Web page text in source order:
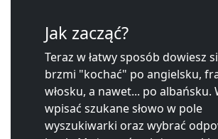
Jak zacząć?
Teraz w łatwy sposób dowiesz
brzmi "kochać" po angielsku,
włosku, a nawet... po albańsku.
wpisać szukane słowo w pole
wyszukiwarki oraz wybrać